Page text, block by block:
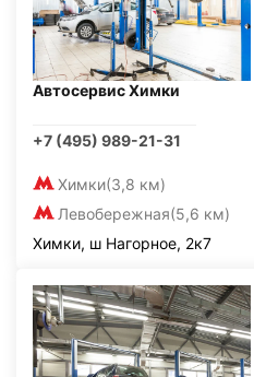
Автосервис Химки
+7 (495) 989-21-31
Химки(3,8 км)
Левобережная(5,6 км)
Химки, ш Нагорное, 2к7